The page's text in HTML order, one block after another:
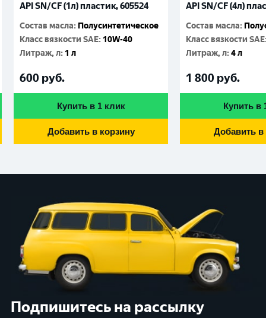
API SN/CF (1л) пластик, 605524
Состав масла: Полусинтетическое
Класс вязкости SAE: 10W-40
Литраж, л: 1 л
600 руб.
Купить в 1 клик
Добавить в корзину
API SN/CF (4л)
Состав масла:
Класс вязкости SAE
Литраж, л:4 л
1 800 руб.
Купить в
Добавить в
Подпишитесь на рассылку